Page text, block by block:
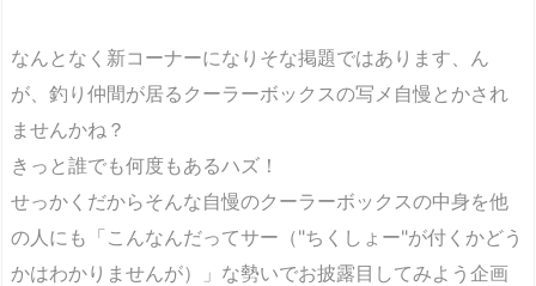
なんとなく新コーナーになりそな掲題ではあります、ん
が、釣り仲間が居るクーラーボックスの写メ自慢とかされ
ませんかね？
きっと誰でも何度もあるハズ！
せっかくだからそんな自慢のクーラーボックスの中身を他
の人にも「こんなんだってサー（"ちくしょー"が付くかどう
かはわかりませんが）」な勢いでお披露目してみよう企画